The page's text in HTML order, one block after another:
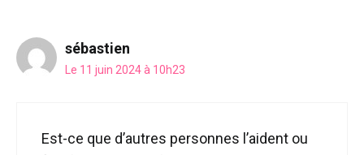
sébastien
Le 11 juin 2024 à 10h23
Est-ce que d’autres personnes l’aident ou